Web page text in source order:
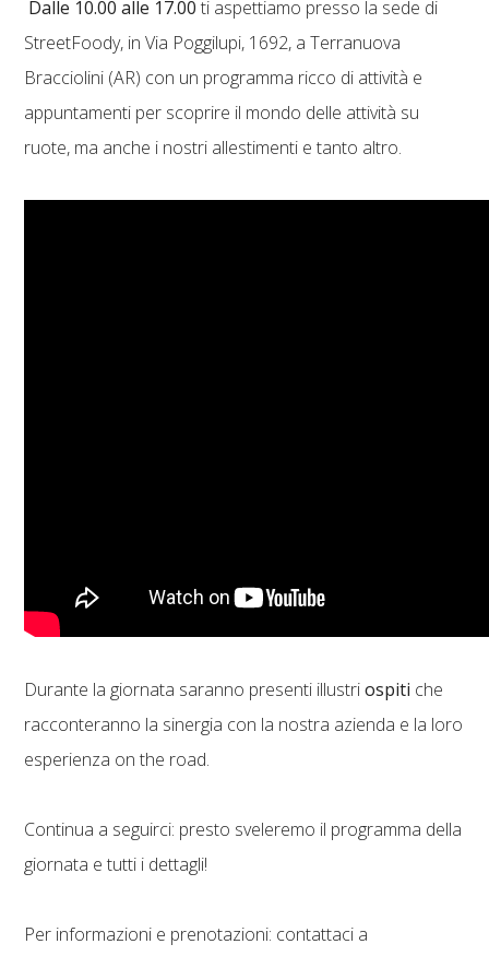
Dalle 10.00 alle 17.00 ti aspettiamo presso la sede di
StreetFoody, in Via Poggilupi, 1692, a Terranuova
Bracciolini (AR) con un programma ricco di attività e
appuntamenti per scoprire il mondo delle attività su
ruote, ma anche i nostri allestimenti e tanto altro.
Durante la giornata saranno presenti illustriospiti che
racconteranno la sinergia con la nostra azienda e la loro
esperienza on the road.
Continua a seguirci: presto sveleremo il programma della
giornata e tutti i dettagli!
Per informazioni e prenotazioni: contattaci a